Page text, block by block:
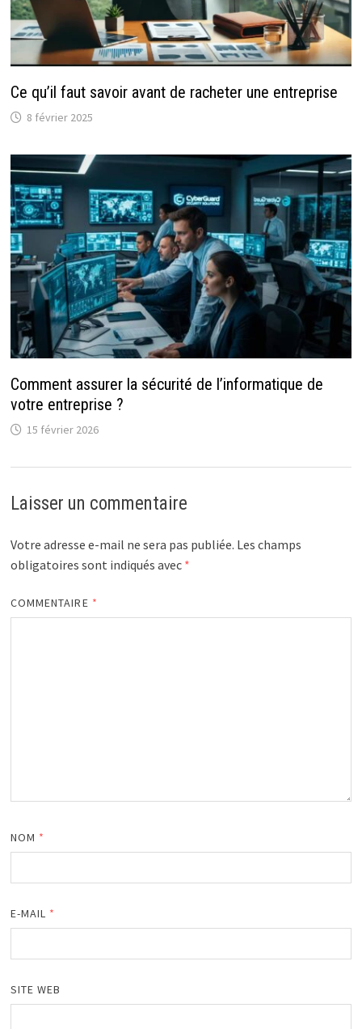
Ce qu’il faut savoir avant de racheter une entreprise
8 février 2025
Comment assurer la sécurité de l’informatique de
votre entreprise ?
15 février 2026
Laisser un commentaire
Votre adresse e-mail ne sera pas publiée. Les champs
obligatoires sont indiqués avec *
COMMENTAIRE *
NOM *
E-MAIL *
SITE WEB